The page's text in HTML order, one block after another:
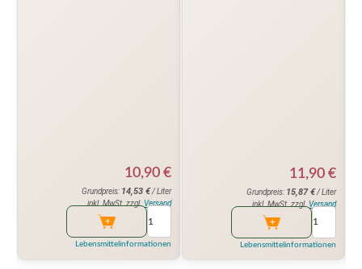
10,90 €
Grundpreis: 14,53 €/ Liter
inkl. MwSt. zzgl.Versand
Lebensmittelinformationen
11,90 €
Grundpreis: 15,87€/ Liter
inkl. MwSt. zzgl. Versand
Lebensmittelinformationen